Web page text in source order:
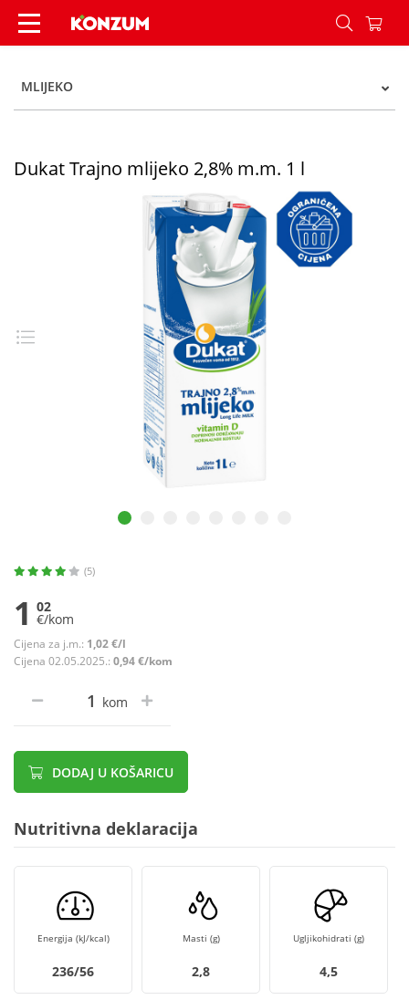
Dukat Trajno mlijeko 2,8% m.m. 1 l - Konzum
MLIJEKO
Dukat Trajno mlijeko 2,8% m.m. 1 l
(5)
1 02
€/kom
Cijena za j.m.: 1,02 €/l
Cijena 02.05.2025.: 0,94 €/kom
kom
DODAJ U KOŠARICU
Nutritivna deklaracija
Energija (kJ/kcal)
236/56
Masti (g)
2,8
Ugljikohidrati (g)
4,5